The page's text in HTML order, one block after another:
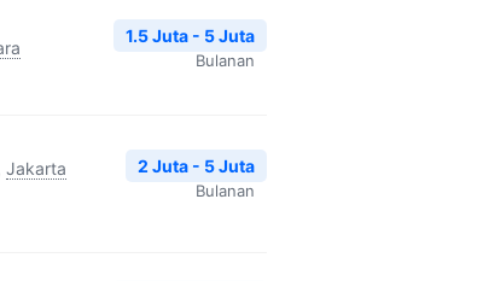
1.5 Juta - 5 Juta
Bulanan
Jakarta
2 Juta - 5 Juta
Bulanan